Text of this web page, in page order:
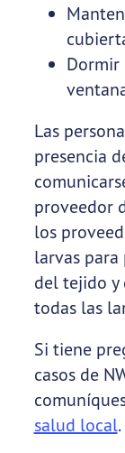
Dormir
Las
presencia
proveedor
los
larvas para
del tejido y
todas las
Si tiene
casos de
salud local.